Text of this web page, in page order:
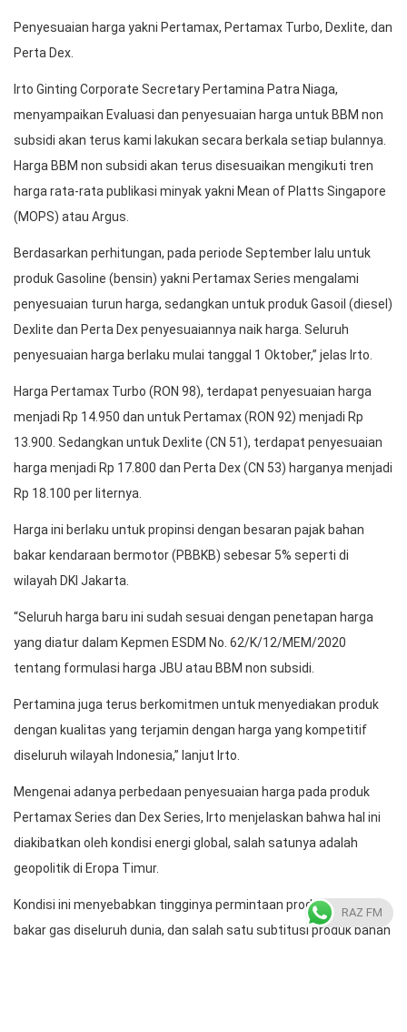
Penyesuaian harga yakni Pertamax, Pertamax Turbo, Dexlite, dan
Perta Dex.
Irto Ginting Corporate Secretary Pertamina Patra Niaga,
menyampaikan Evaluasi dan penyesuaian harga untuk BBM non
subsidi akan terus kami lakukan secara berkala setiap bulannya.
Harga BBM non subsidi akan terus disesuaikan mengikuti tren
harga rata-rata publikasi minyak yakni Mean of Platts Singapore
(MOPS) atau Argus.
Berdasarkan perhitungan, pada periode September lalu untuk
produk Gasoline (bensin) yakni Pertamax Series mengalami
penyesuaian turun harga, sedangkan untuk produk Gasoil (diesel)
Dexlite dan Perta Dex penyesuaiannya naik harga. Seluruh
penyesuaian harga berlaku mulai tanggal 1 Oktober,” jelas Irto.
Harga Pertamax Turbo (RON 98), terdapat penyesuaian harga
menjadi Rp 14.950 dan untuk Pertamax (RON 92) menjadi Rp
13.900. Sedangkan untuk Dexlite (CN 51), terdapat penyesuaian
harga menjadi Rp 17.800 dan Perta Dex (CN 53) harganya menjadi
Rp 18.100 per liternya.
Harga ini berlaku untuk propinsi dengan besaran pajak bahan
bakar kendaraan bermotor (PBBKB) sebesar 5% seperti di
wilayah DKI Jakarta.
“Seluruh harga baru ini sudah sesuai dengan penetapan harga
yang diatur dalam Kepmen ESDM No. 62/K/12/MEM/2020
tentang formulasi harga JBU atau BBM non subsidi.
Pertamina juga terus berkomitmen untuk menyediakan produk
dengan kualitas yang terjamin dengan harga yang kompetitif
diseluruh wilayah Indonesia,” lanjut Irto.
Mengenai adanya perbedaan penyesuaian harga pada produk
Pertamax Series dan Dex Series, Irto menjelaskan bahwa hal ini
diakibatkan oleh kondisi energi global, salah satunya adalah
geopolitik di Eropa Timur.
Kondisi ini menyebabkan tingginya permintaan produk bahan
bakar gas diseluruh dunia, dan salah satu subtitusi produk bahan
RAZ FM